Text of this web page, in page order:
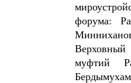
форума:
муфтий